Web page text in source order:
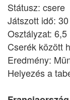
Státusz: csere
Játszott idő: 30
Osztályzat: 6,5
Cserék között
Eredmény:
Helyezés a